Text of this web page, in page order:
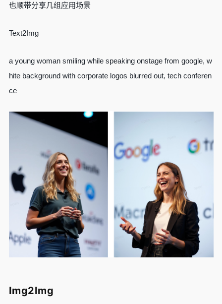
也顺带分享几组应用场景
Text2Img
a young woman smiling while speaking onstage from google, w
hite background with corporate logos blurred out, tech conferen
ce
Img2Img